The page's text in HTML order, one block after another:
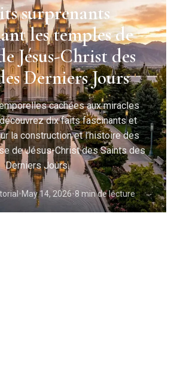
surprenants
les temples de
Jésus-Christ des
Derniers Jours
cachées aux miracles
dix faits fascinants et
la construction et l’histoire des
de Jésus-Christ des Saints des
Derniers Jours.
•May 14, 2026•8 min de lecture